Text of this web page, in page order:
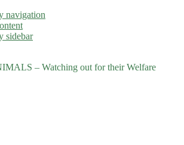
navigation
sidebar
– Watching out for their Welfare